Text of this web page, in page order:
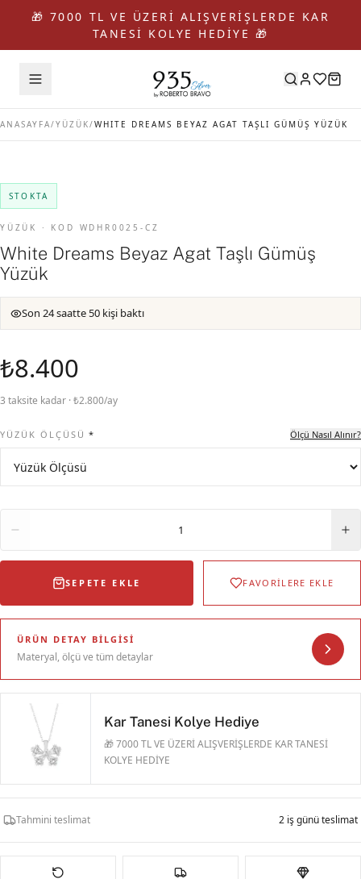
🎁 7000 TL VE ÜZERİ ALIŞVERİŞLERDE KAR
TANESİ KOLYE HEDİYE 🎁
ANASAYFA/YÜZÜK/WHITE DREAMS BEYAZ AGAT TAŞLI GÜMÜŞ YÜZÜK
STOKTA
YÜZÜK · KOD WDHR0025-CZ
White Dreams Beyaz Agat Taşlı Gümüş
Yüzük
Son 24 saatte 50 kişi baktı
₺8.400
3 taksite kadar · ₺2.800/ay
YÜZÜK ÖLÇÜSÜ * Ölçü Nasıl Alınır?
1
SEPETE EKLE FAVORİLERE EKLE
ÜRÜN DETAY BILGISI
Materyal, ölçü ve tüm detaylar
Kar Tanesi Kolye Hediye
🎁 7000 TL VE ÜZERİ ALIŞVERİŞLERDE KAR TANESİ
KOLYE HEDİYE
Tahmini teslimat 2 iş günü teslimat